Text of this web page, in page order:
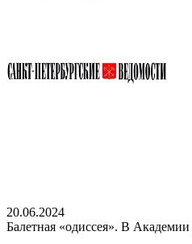
20.06.2024
Балетная «одиссея». В